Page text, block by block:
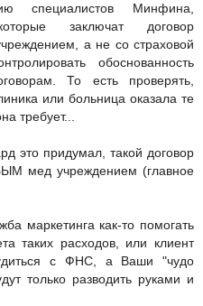
Минфина,
заключат договор
а не со страховой
обоснованность
То есть проверять,
или больница оказала те
требует...
это придумал, такой договор
мед учреждением (главное
маркетинга как-то помогать
таких расходов, или клиент
с ФНС, а Ваши "чудо
только разводить руками и